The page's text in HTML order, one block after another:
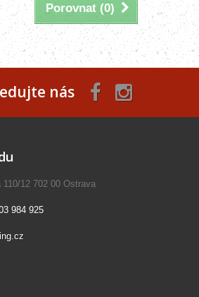
Porovnat (0)
nás
12 702 00 Ostrava
984 925